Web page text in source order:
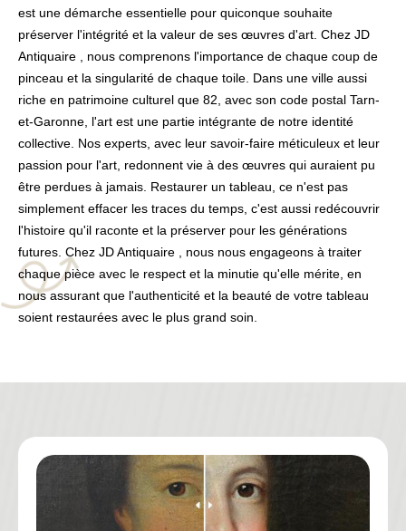
est une démarche essentielle pour quiconque souhaite
préserver l'intégrité et la valeur de ses œuvres d'art. Chez JD
Antiquaire , nous comprenons l'importance de chaque coup de
pinceau et la singularité de chaque toile. Dans une ville aussi
riche en patrimoine culturel que 82, avec son code postal Tarn-
et-Garonne, l'art est une partie intégrante de notre identité
collective. Nos experts, avec leur savoir-faire méticuleux et leur
passion pour l'art, redonnent vie à des œuvres qui auraient pu
être perdues à jamais. Restaurer un tableau, ce n'est pas
simplement effacer les traces du temps, c'est aussi redécouvrir
l'histoire qu'il raconte et la préserver pour les générations
futures. Chez JD Antiquaire , nous nous engageons à traiter
chaque pièce avec le respect et la minutie qu'elle mérite, en
nous assurant que l'authenticité et la beauté de votre tableau
soient restaurées avec le plus grand soin.